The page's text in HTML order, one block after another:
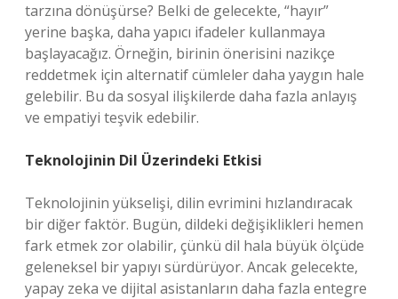
tarzına dönüşürse? Belki de gelecekte, “hayır”
yerine başka, daha yapıcı ifadeler kullanmaya
başlayacağız. Örneğin, birinin önerisini nazikçe
reddetmek için alternatif cümleler daha yaygın hale
gelebilir. Bu da sosyal ilişkilerde daha fazla anlayış
ve empatiyi teşvik edebilir.
Teknolojinin Dil Üzerindeki Etkisi
Teknolojinin yükselişi, dilin evrimini hızlandıracak
bir diğer faktör. Bugün, dildeki değişiklikleri hemen
fark etmek zor olabilir, çünkü dil hala büyük ölçüde
geleneksel bir yapıyı sürdürüyor. Ancak gelecekte,
yapay zeka ve dijital asistanların daha fazla entegre